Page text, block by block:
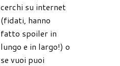
cerchi su internet
(fidati, hanno
fatto spoiler in
lungo e in largo!) o
se vuoi puoi